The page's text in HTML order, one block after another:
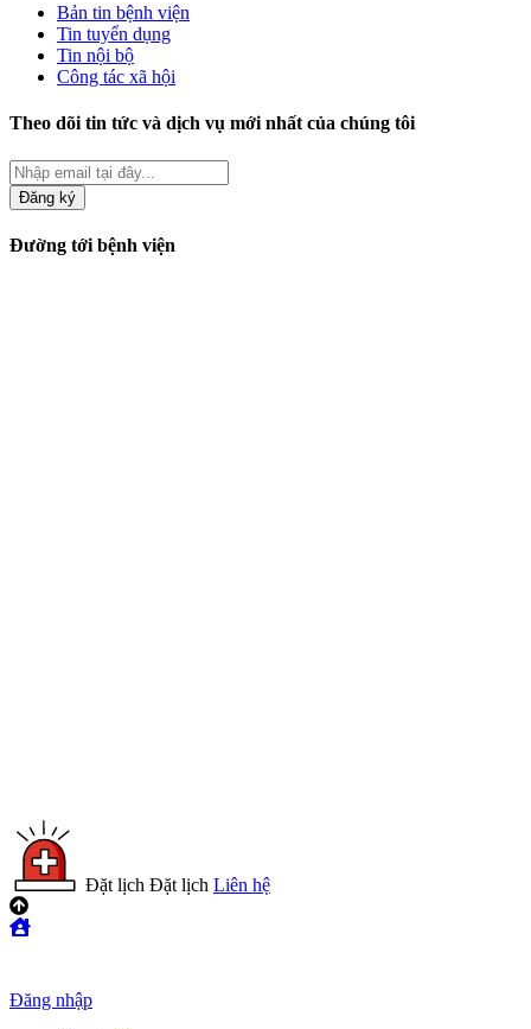
Bản tin bệnh viện
Tin tuyển dụng
Tin nội bộ
Công tác xã hội
Theo dõi tin tức và dịch vụ mới nhất của chúng tôi
Đăng ký
Đường tới bệnh viện
Đặt lịch Đặt lịch Liên hệ
Đăng nhập